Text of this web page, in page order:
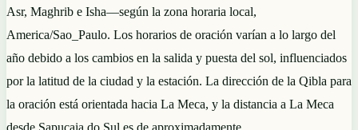
Asr, Maghrib e Isha—según la zona horaria local,
America/Sao_Paulo. Los horarios de oración varían a lo largo del
año debido a los cambios en la salida y puesta del sol, influenciados
por la latitud de la ciudad y la estación. La dirección de la Qibla para
la oración está orientada hacia La Meca, y la distancia a La Meca
desde Sapucaia do Sul es de aproximadamente